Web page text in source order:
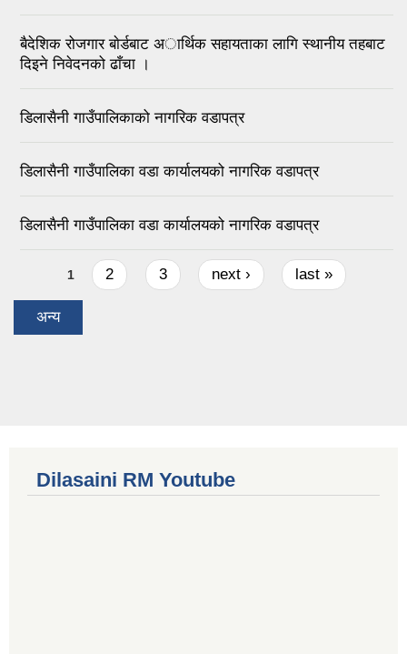
बैदेशिक रोजगार बाेर्डबाट अार्थिक सहायताका लागि स्थानीय तहबाट
दिइने निवेदनको ढाँचा ।
डिलासैनी गाउँपालिकाको नागरिक वडापत्र
डिलासैनी गाउँपालिका वडा कार्यालयको नागरिक वडापत्र
डिलासैनी गाउँपालिका वडा कार्यालयको नागरिक वडापत्र
Pages
1 2 3 next › last »
अन्य
Dilasaini RM Youtube